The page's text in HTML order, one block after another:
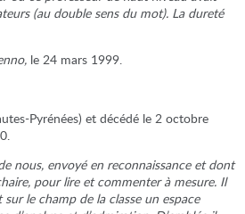
(au double sens du mot). La dureté
le 24 mars 1999.
Pyrénées) et décédé le 2 octobre
nous, envoyé en reconnaissance et dont
pour lire et commenter à mesure. Il
le champ de la classe un espace